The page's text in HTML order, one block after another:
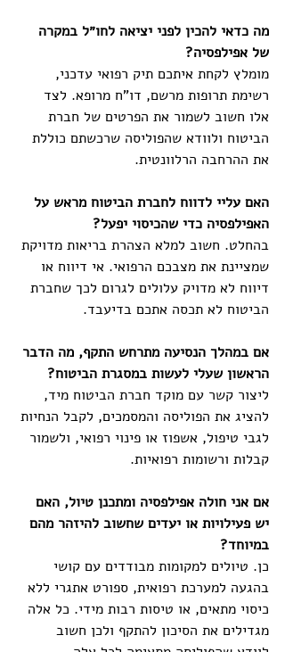
מה כדאי להכין לפני יציאה לחו״ל במקרה
של אפילפסיה?
מומלץ לקחת איתכם תיק רפואי עדכני,
רשימת תרופות מרשם, דו"ח מרופא. לצד
אלו חשוב לשמור את הפרטים של חברת
הביטוח ולוודא שהפוליסה שרכשתם כוללת
את ההרחבה הרלוונטית.
האם עליי לדווח לחברת הביטוח מראש על
האפילפסיה כדי שהכיסוי יפעל?
בהחלט. חשוב למלא הצהרת בריאות מדויקת
שמציינת את מצבכם הרפואי. אי דיווח או
דיווח לא מדויק עלולים לגרום לכך שחברת
הביטוח לא תכסה אתכם בדיעבד.
אם במהלך הנסיעה מתרחש התקף, מה הדבר
הראשון שעלי לעשות במסגרת הביטוח?
ליצור קשר עם מוקד חברת הביטוח מיד,
להציג את הפוליסה והמסמכים, לקבל הנחיות
לגבי טיפול, אשפוז או פינוי רפואי, ולשמור
קבלות ורשומות רפואיות.
אם אני חולה אפילפסיה ומתכנן טיול, האם
יש פעילויות או יעדים שחשוב להיזהר מהם
במיוחד?
כן. טיולים למקומות מבודדים עם קושי
בהגעה למערכת רפואית, ספורט אתגרי ללא
כיסוי מתאים, או טיסות רבות מידי. כל אלה
מגדילים את הסיכון להתקף ולכן חשוב